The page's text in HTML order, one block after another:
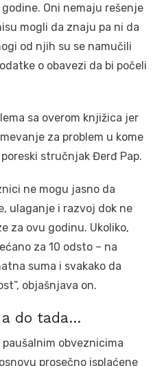
Oni nemaju rešenje
mogli da znaju pa ni da
od njih su se namučili
o obavezi da bi počeli
sa overom knjižica jer
za problem u kome
stručnjak Đerđ Pap.
ne mogu jasno da
ulaganje i razvoj dok ne
za ovu godinu. Ukoliko,
za 10 odsto – na
suma i svakako da
objašnjava on.
a do tada…
obveznicima
prosečno isplaćene